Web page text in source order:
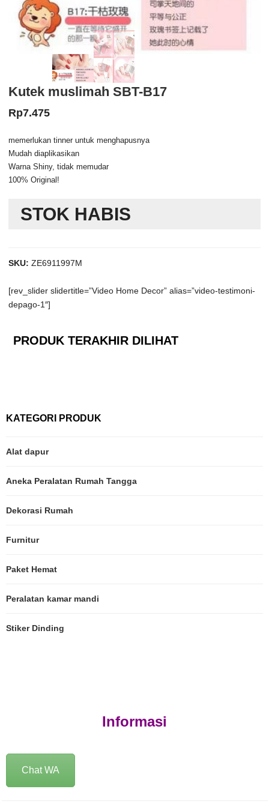
Kutek muslimah SBT-B17
Rp7.475
memerlukan tinner untuk menghapusnya
Mudah diaplikasikan
Warna Shiny, tidak memudar
100% Original!
STOK HABIS
SKU:ZE6911997M
[rev_slider slidertitle=”Video Home Decor” alias=”video-testimoni-
depago-1″]
PRODUK TERAKHIR DILIHAT
KATEGORI PRODUK
Alat dapur
Aneka Peralatan Rumah Tangga
Dekorasi Rumah
Furnitur
Paket Hemat
Peralatan kamar mandi
Stiker Dinding
Informasi
Chat WA